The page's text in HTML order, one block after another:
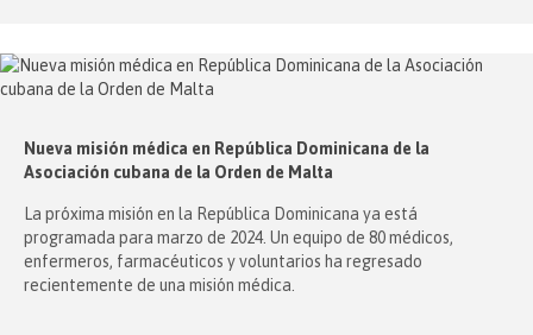
Nueva misión médica en República Dominicana de la
Asociación cubana de la Orden de Malta
La próxima misión en la República Dominicana ya está
programada para marzo de 2024. Un equipo de 80 médicos,
enfermeros, farmacéuticos y voluntarios ha regresado
recientemente de una misión médica.